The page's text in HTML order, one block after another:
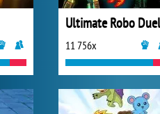
11 756x